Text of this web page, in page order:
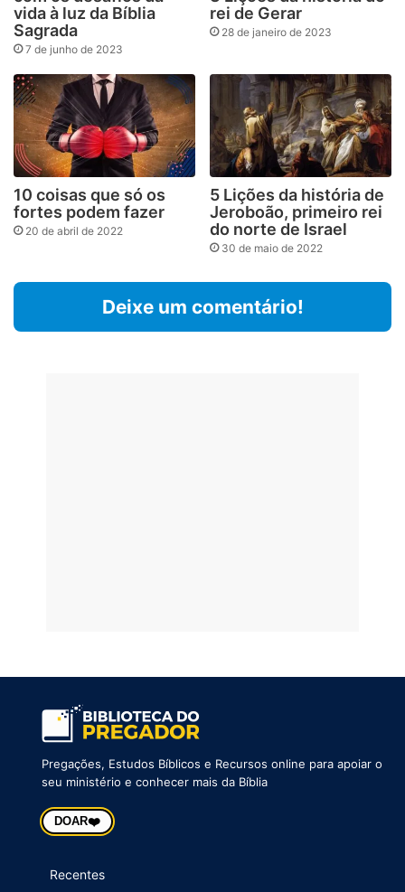
vida à luz da Bíblia
Sagrada
7 de junho de 2023
rei de Gerar
28 de janeiro de 2023
10 coisas que só os
fortes podem fazer
20 de abril de 2022
5 Lições da história de
Jeroboão, primeiro rei
do norte de Israel
30 de maio de 2022
Deixe um comentário!
Pregações, Estudos Bíblicos e Recursos online para apoiar o
seu ministério e conhecer mais da Bíblia
DOAR❤️
Recentes